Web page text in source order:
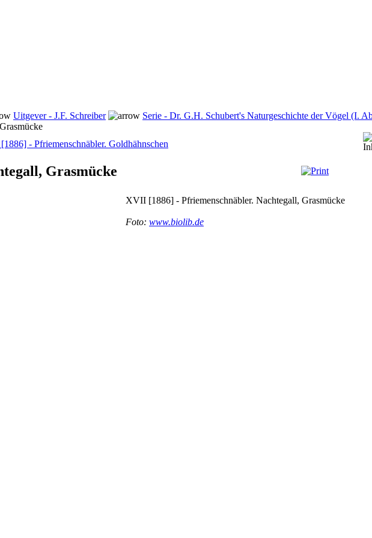
Uitgever - J.F. Schreiber
Serie - Dr. G.H. Schubert's Naturgeschichte der Vögel (I.
- Pfriemenschnäbler. Goldhähnschen
Grasmücke
XVII [1886] - Pfriemenschnäbler. Nachtegall, Grasmücke
Foto: www.biolib.de